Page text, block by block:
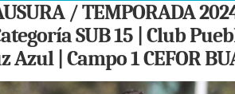
/ TEMPORADA
SUB 15 | Club
Azul | Campo 1 CEFOR